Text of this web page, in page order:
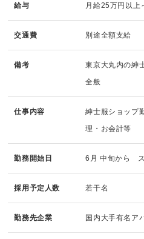
給与 月給25万円以
交通費 別途全額支給
備考
東京大丸内の紳
全般
仕事内容
紳士服ショップ
理・お会計等
勤務開始日 6月 中旬から ス
採用予定人数 若干名
勤務先企業 国内大手有名ア